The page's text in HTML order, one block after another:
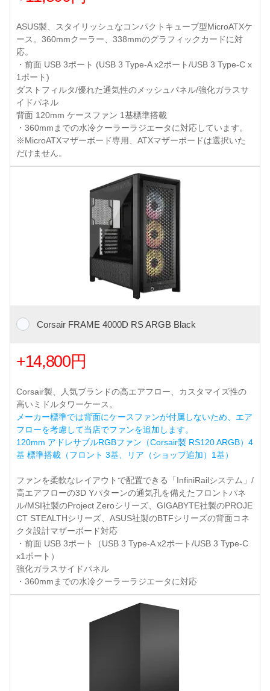
ASUS製、スタイリッシュなコンパクトキューブ型MicroATXケ
ース。360mmクーラー、338mmのグラフィックカードに対
応。
・前面 USB 3ポート (USB 3 Type-A x2ポート/USB 3 Type-C x
1ポート)
ダストフィルタ/優れた通気性のメッシュパネル/強化ガラスサ
イドパネル
背面 120mm ケースファン 1基標準搭載
・360mmまでの水冷クーラーラジエータに対応しています。
※MicroATXマザーボード専用、ATXマザーボードは選択いた
だけません。
Corsair FRAME 4000D RS ARGB Black
+14,800円
Corsair製、人気ブランドの高エアフロー、カスタマイズ性の
高いミドルタワーケース。
メーカー標準では背面にケースファンが付属しないため、エア
フローを考慮して当店でファンを追加します。
120mm アドレサブルRGBファン（Corsair製 RS120 ARGB）4
基 標準搭載（フロント 3基、リア（ショップ追加）1基）
ファンを柔軟なレイアウトで配置できる「InfiniRailシステム」/
高エアフローの3D Yパターンの通気孔を備えたフロントパネ
ル/MSI社製のProject Zeroシリーズ、GIGABYTE社製のPROJE
CT STEALTHシリーズ、ASUS社製のBTFシリーズの背面コネ
クタ設計マザーボード対応
・前面 USB 3ポート（USB 3 Type-A x2ポート/USB 3 Type-C
x1ポート）
強化ガラスサイドパネル
・360mmまでの水冷クーラーラジエータに対応